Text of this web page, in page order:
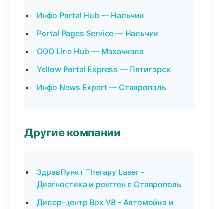
Инфо Portal Hub — Нальчик
Portal Pages Service — Нальчик
ООО Line Hub — Махачкала
Yellow Portal Express — Пятигорск
Инфо News Expert — Ставрополь
Другие компании
ЗдравПункт Therapy Laser -
Диагностика и рентген в Ставрополь
Дилер-центр Box V8 - Автомойка и